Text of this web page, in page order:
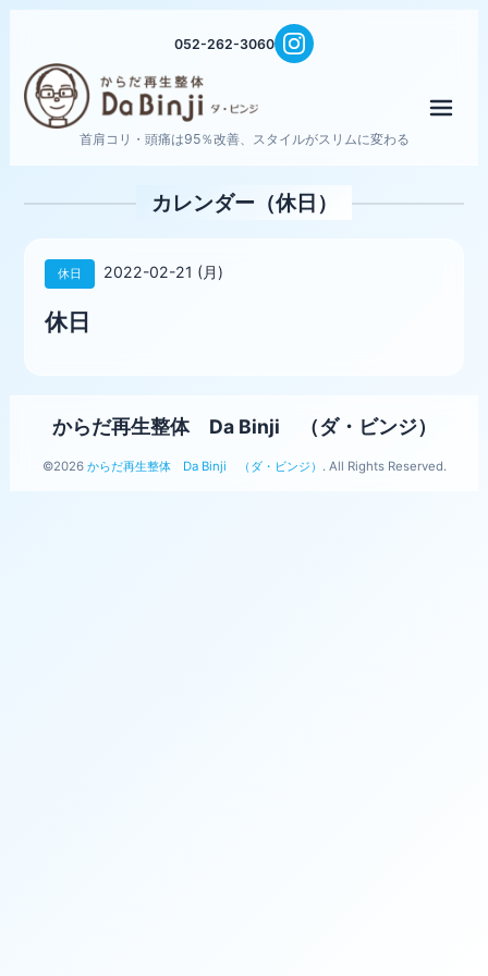
052-262-3060
首肩コリ・頭痛は95％改善、スタイルがスリムに変わる
カレンダー（休日）
休日 2022-02-21 (月)
休日
からだ再生整体 Da Binji （ダ・ビンジ）
©2026 からだ再生整体 Da Binji （ダ・ビンジ） . All Rights Reserved.